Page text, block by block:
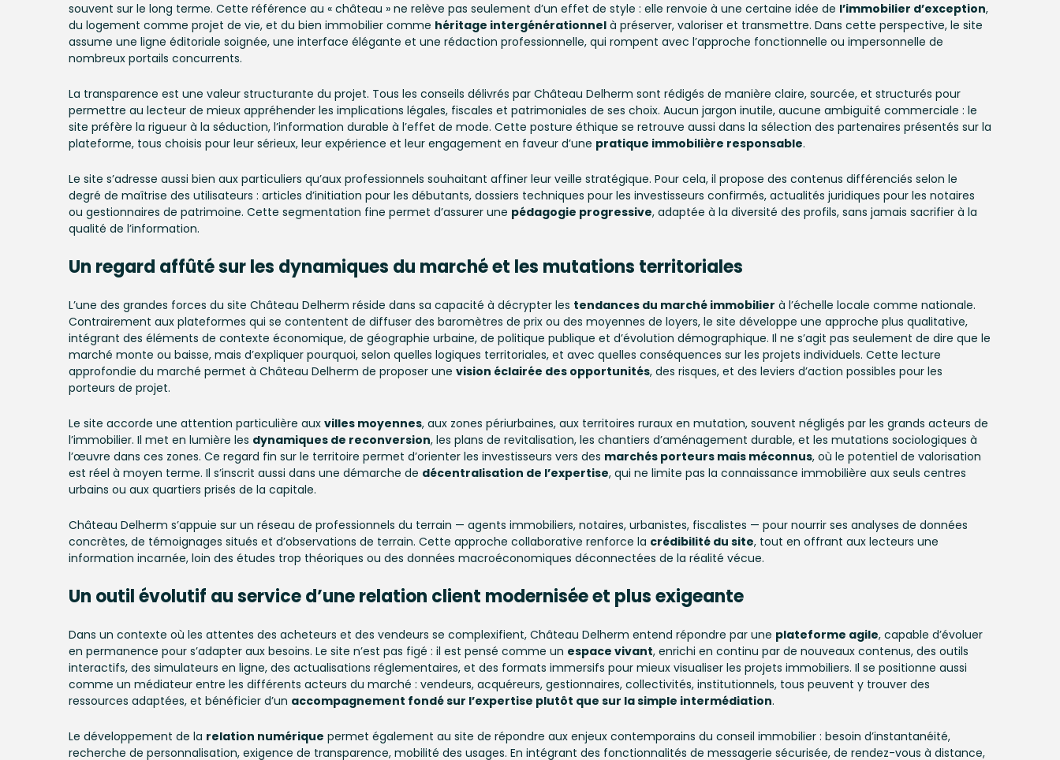
souvent sur le long terme. Cette référence au « château » ne relève pas seulement d’un effet de style : elle renvoie à une certaine idée de l’immobilier d’exception,
du logement comme projet de vie, et du bien immobilier comme héritage intergénérationnel à préserver, valoriser et transmettre. Dans cette perspective, le site
assume une ligne éditoriale soignée, une interface élégante et une rédaction professionnelle, qui rompent avec l’approche fonctionnelle ou impersonnelle de
nombreux portails concurrents.
La transparence est une valeur structurante du projet. Tous les conseils délivrés par Château Delherm sont rédigés de manière claire, sourcée, et structurés pour
permettre au lecteur de mieux appréhender les implications légales, fiscales et patrimoniales de ses choix. Aucun jargon inutile, aucune ambiguïté commerciale : le
site préfère la rigueur à la séduction, l’information durable à l’effet de mode. Cette posture éthique se retrouve aussi dans la sélection des partenaires présentés sur la
plateforme, tous choisis pour leur sérieux, leur expérience et leur engagement en faveur d’une pratique immobilière responsable.
Le site s’adresse aussi bien aux particuliers qu’aux professionnels souhaitant affiner leur veille stratégique. Pour cela, il propose des contenus différenciés selon le
degré de maîtrise des utilisateurs : articles d’initiation pour les débutants, dossiers techniques pour les investisseurs confirmés, actualités juridiques pour les notaires
ou gestionnaires de patrimoine. Cette segmentation fine permet d’assurer une pédagogie progressive, adaptée à la diversité des profils, sans jamais sacrifier à la
qualité de l’information.
Un regard affûté sur les dynamiques du marché et les mutations territoriales
L’une des grandes forces du site Château Delherm réside dans sa capacité à décrypter les tendances du marché immobilier à l’échelle locale comme nationale.
Contrairement aux plateformes qui se contentent de diffuser des baromètres de prix ou des moyennes de loyers, le site développe une approche plus qualitative,
intégrant des éléments de contexte économique, de géographie urbaine, de politique publique et d’évolution démographique. Il ne s’agit pas seulement de dire que le
marché monte ou baisse, mais d’expliquer pourquoi, selon quelles logiques territoriales, et avec quelles conséquences sur les projets individuels. Cette lecture
approfondie du marché permet à Château Delherm de proposer une vision éclairée des opportunités, des risques, et des leviers d’action possibles pour les
porteurs de projet.
Le site accorde une attention particulière aux villes moyennes, aux zones périurbaines, aux territoires ruraux en mutation, souvent négligés par les grands acteurs de
l’immobilier. Il met en lumière les dynamiques de reconversion, les plans de revitalisation, les chantiers d’aménagement durable, et les mutations sociologiques à
l’œuvre dans ces zones. Ce regard fin sur le territoire permet d’orienter les investisseurs vers des marchés porteurs mais méconnus, où le potentiel de valorisation
est réel à moyen terme. Il s’inscrit aussi dans une démarche de décentralisation de l’expertise, qui ne limite pas la connaissance immobilière aux seuls centres
urbains ou aux quartiers prisés de la capitale.
Château Delherm s’appuie sur un réseau de professionnels du terrain — agents immobiliers, notaires, urbanistes, fiscalistes — pour nourrir ses analyses de données
concrètes, de témoignages situés et d’observations de terrain. Cette approche collaborative renforce la crédibilité du site, tout en offrant aux lecteurs une
information incarnée, loin des études trop théoriques ou des données macroéconomiques déconnectées de la réalité vécue.
Un outil évolutif au service d’unerelation client modernisée et plus exigeante
Dans un contexte où les attentes des acheteurs et des vendeurs se complexifient, Château Delherm entend répondre par une plateforme agile, capable d’évoluer
en permanence pour s’adapter aux besoins. Le site n’est pas figé : il est pensé comme un espace vivant, enrichi en continu par de nouveaux contenus, des outils
interactifs, des simulateurs en ligne, des actualisations réglementaires, et des formats immersifs pour mieux visualiser les projets immobiliers. Il se positionne aussi
comme un médiateur entre les différents acteurs du marché : vendeurs, acquéreurs, gestionnaires, collectivités, institutionnels, tous peuvent y trouver des
ressources adaptées, et bénéficier d’un accompagnement fondé sur l’expertise plutôt que sur la simple intermédiation.
Le développement de la relation numérique permet également au site de répondre aux enjeux contemporains du conseil immobilier : besoin d’instantanéité,
recherche de personnalisation, exigence de transparence, mobilité des usages. En intégrant des fonctionnalités de messagerie sécurisée, de rendez-vous à distance,